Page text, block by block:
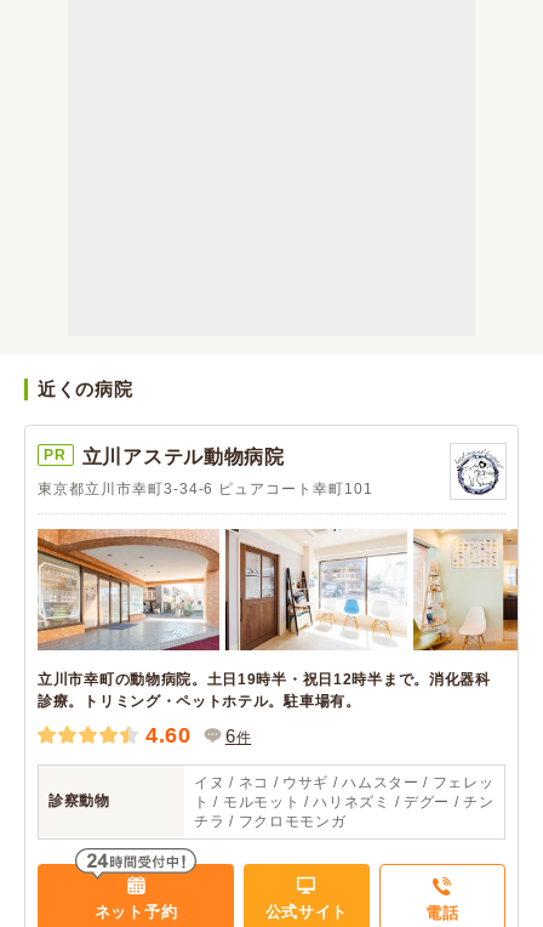
近くの病院
PR 立川アステル動物病院
東京都立川市幸町3-34-6 ピュアコート幸町101
立川市幸町の動物病院。土日19時半・祝日12時半まで。消化器科
診療。トリミング・ペットホテル。駐車場有。
4.60 6件
診察動物
イヌ / ネコ / ウサギ / ハムスター / フェレッ
ト / モルモット / ハリネズミ / デグー / チン
チラ / フクロモモンガ
ネット予約 公式サイト 電話